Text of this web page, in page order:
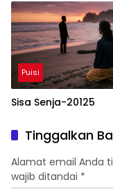
Puisi
Sisa Senja-20125
Tinggalkan
Alamat email Anda
wajib ditandai *